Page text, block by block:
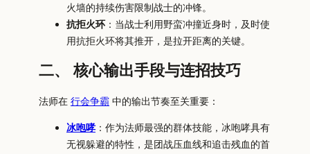
火墙的持续伤害限制战士的冲锋。
抗拒火环：当战士利用野蛮冲撞近身时，及时使
用抗拒火环将其推开，是拉开距离的关键。
二、 核心输出手段与连招技巧
法师在 行会争霸 中的输出节奏至关重要：
冰咆哮 ：作为法师最强的群体技能，冰咆哮具有
无视躲避的特性，是团战压血线和追击残血的首